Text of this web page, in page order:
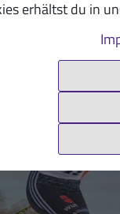
erhältst du in
Lisa Spark